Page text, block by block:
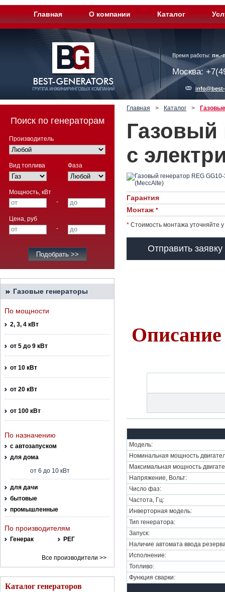
Главная О компании Каталог
Время работы: пн.-
Москва:
Поиск по генераторам
Производитель
Вид топлива Фаза
Мощность, кВт
-
Цена, руб
-
Газовые генераторы
По мощности
2, 3, 4 кВт
от 5 до 9 кВт
от 10 кВт
от 20 кВт
от 100 кВт
По назначению
с автозапуском
для дома
от 6 до 10 кВт
для дачи
бытовые
промышленные
По производителям
Генерак РЕГ
Все производители >>
Каталог генераторов
Главная > Каталог >
Газовый
с
Гарантия
Монтаж *
* Стоимость монтажа уточняйте
Отправить
Модель:
Номинальная мощность
Максимальная мощность
Напряжение, Вольт:
Число фаз:
Частота, Гц:
Инверторная модель:
Тип генератора:
Запуск:
Наличие автомата ввода
Исполнение:
Топливо:
Функция сварки: